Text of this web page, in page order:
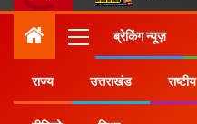
ब्रेकिंग न्यूज़
राज्य उत्तराखंड राष्टीय